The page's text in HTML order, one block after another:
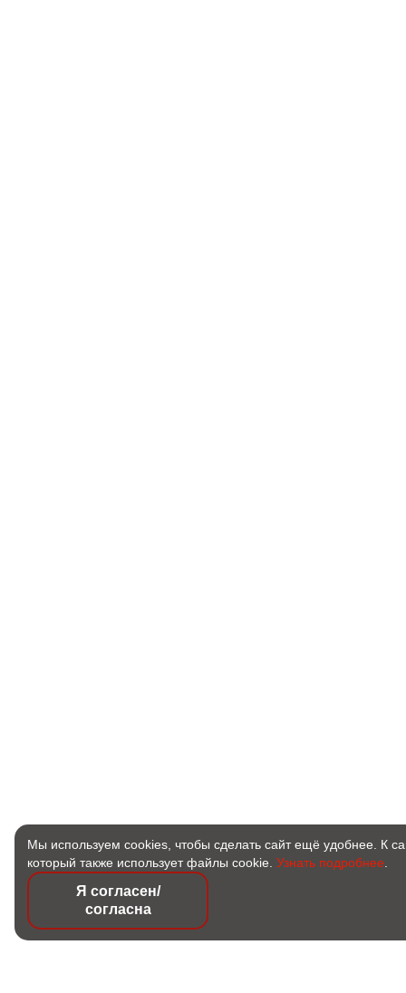
Мы используем cookies, чтобы сделать сайт ещё удобнее. К
который также использует файлы cookie. Узнать подробнее.
Я согласен/
согласна